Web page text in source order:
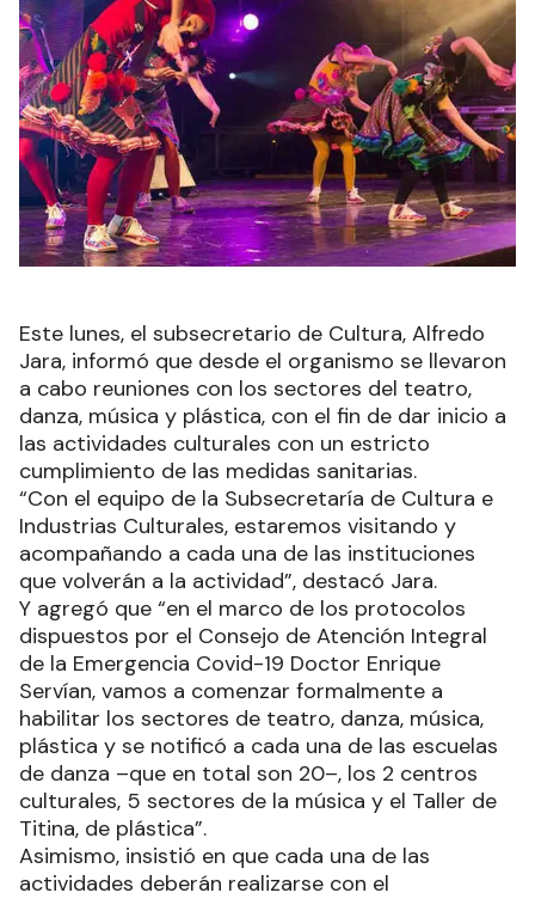
Este lunes, el subsecretario de Cultura, Alfredo
Jara, informó que desde el organismo se llevaron
a cabo reuniones con los sectores del teatro,
danza, música y plástica, con el fin de dar inicio a
las actividades culturales con un estricto
cumplimiento de las medidas sanitarias.
“Con el equipo de la Subsecretaría de Cultura e
Industrias Culturales, estaremos visitando y
acompañando a cada una de las instituciones
que volverán a la actividad”, destacó Jara.
Y agregó que “en el marco de los protocolos
dispuestos por el Consejo de Atención Integral
de la Emergencia Covid-19 Doctor Enrique
Servían, vamos a comenzar formalmente a
habilitar los sectores de teatro, danza, música,
plástica y se notificó a cada una de las escuelas
de danza –que en total son 20–, los 2 centros
culturales, 5 sectores de la música y el Taller de
Titina, de plástica”.
Asimismo, insistió en que cada una de las
actividades deberán realizarse con el